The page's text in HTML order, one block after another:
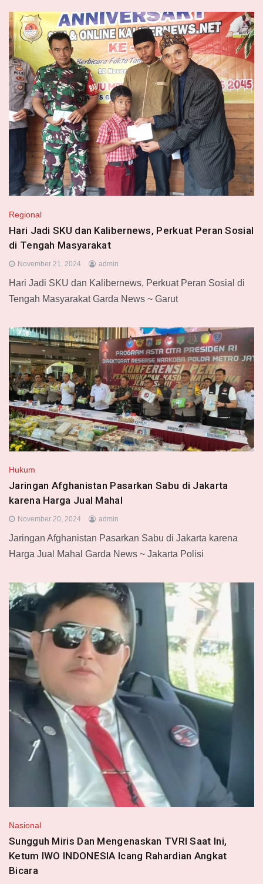
Regional
Hari Jadi SKU dan Kalibernews, Perkuat Peran Sosial
di Tengah Masyarakat
November 21, 2024 admin
Hari Jadi SKU dan Kalibernews, Perkuat Peran Sosial di
Tengah Masyarakat Garda News ~ Garut
Hukum
Jaringan Afghanistan Pasarkan Sabu di Jakarta
karena Harga Jual Mahal
November 20, 2024 admin
Jaringan Afghanistan Pasarkan Sabu di Jakarta karena
Harga Jual Mahal Garda News ~ Jakarta Polisi
Nasional
Sungguh Miris Dan Mengenaskan TVRI Saat Ini,
Ketum IWO INDONESIA Icang Rahardian Angkat
Bicara